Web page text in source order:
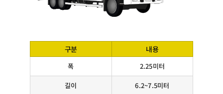
구분 내용
폭 2.25미터
길이 6.2~7.5미터